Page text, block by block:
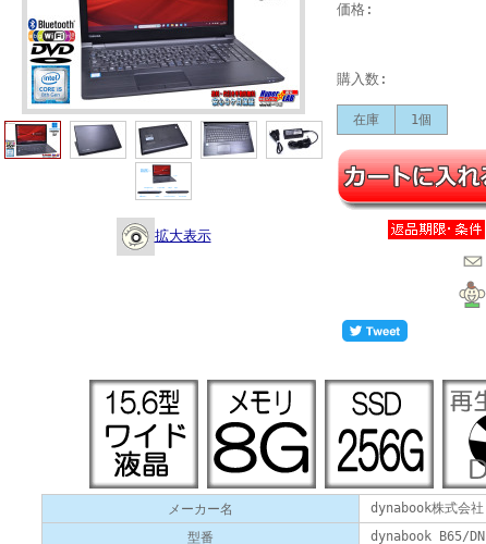
拡大表示
価格:
購入数:
在庫 1個
メーカー名
dynabook株式会社
型番
dynabook B65/DN